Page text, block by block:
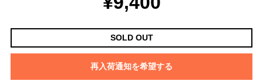
SOLD OUT
再入荷通知を希望する